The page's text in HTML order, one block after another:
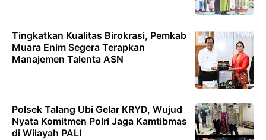
Tingkatkan Kualitas Birokrasi, Pemkab
Muara Enim Segera Terapkan
Manajemen Talenta ASN
Polsek Talang Ubi Gelar KRYD, Wujud
Nyata Komitmen Polri Jaga Kamtibmas
di Wilayah PALI